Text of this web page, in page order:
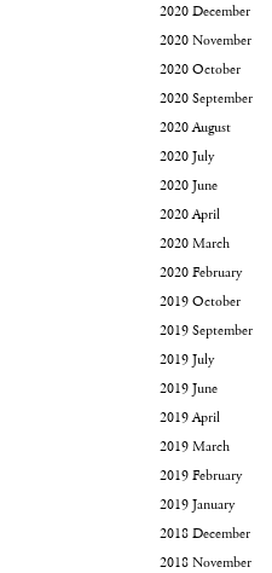
2020 December
2020 November
2020 October
2020 September
2020 August
2020 July
2020 June
2020 April
2020 March
2020 February
2019 October
2019 September
2019 July
2019 June
2019 April
2019 March
2019 February
2019 January
2018 December
2018 November